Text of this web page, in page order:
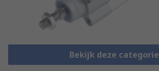
Bekijk deze categorie